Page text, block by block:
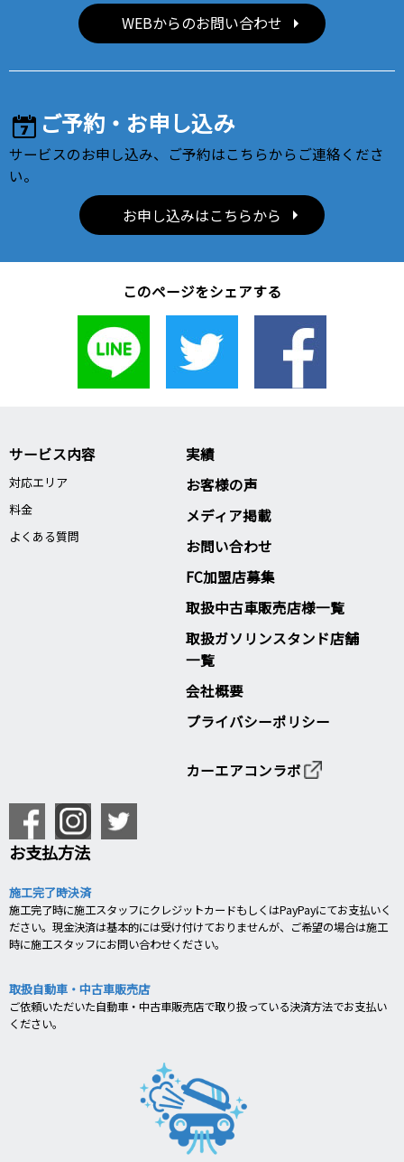
WEBからのお問い合わせ
ご予約・お申し込み
サービスのお申し込み、ご予約はこちらからご連絡くださ
い。
お申し込みはこちらから
このページをシェアする
サービス内容
対応エリア
料金
よくある質問
実績
お客様の声
メディア掲載
お問い合わせ
FC加盟店募集
取扱中古車販売店様一覧
取扱ガソリンスタンド店舗
一覧
会社概要
プライバシーポリシー
カーエアコンラボ
お支払方法
施工完了時決済
施工完了時に施工スタッフにクレジットカードもしくはPayPayにてお支払いく
ださい。現金決済は基本的には受け付けておりませんが、ご希望の場合は施工
時に施工スタッフにお問い合わせください。
取扱自動車・中古車販売店
ご依頼いただいた自動車・中古車販売店で取り扱っている決済方法でお支払い
ください。